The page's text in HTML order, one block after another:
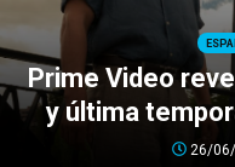
Prime Video
y última
26/